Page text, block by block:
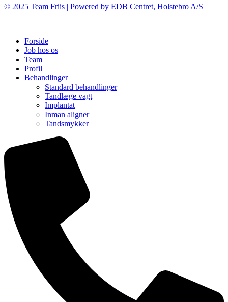
© 2025 Team Friis | Powered by EDB Centret, Holstebro A/S
Forside
Job hos os
Team
Profil
Behandlinger
Standard behandlinger
Tandlæge vagt
Implantat
Inman aligner
Tandsmykker